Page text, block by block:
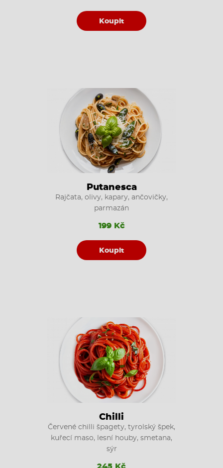
Koupit
Putanesca
Rajčata, olivy, kapary, ančovičky,
parmazán
199 Kč
Koupit
Chilli
Červené chilli špagety, tyrolský špek,
kuřecí maso, lesní houby, smetana,
sýr